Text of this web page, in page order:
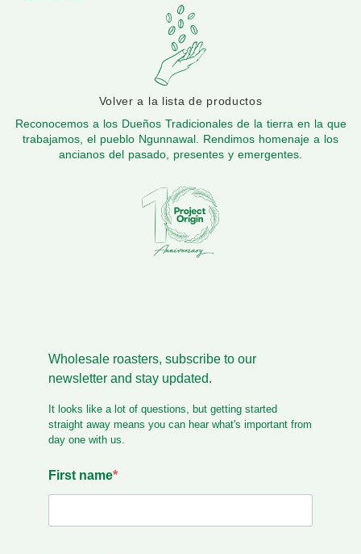
Volver a la lista de productos
Reconocemos a los Dueños Tradicionales de la tierra en la que
trabajamos, el pueblo Ngunnawal. Rendimos homenaje a los
ancianos del pasado, presentes y emergentes.